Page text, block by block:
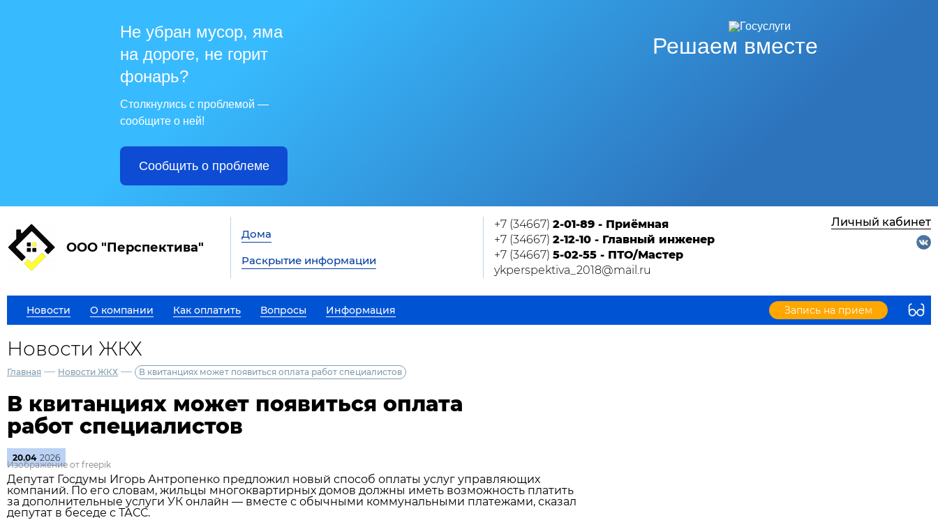
Решаем вместе
Не убран мусор, яма
на дороге, не горит
фонарь?
Столкнулись с проблемой —
сообщите о ней!
Сообщить о проблеме
ООО "Перспектива"
Дома
Раскрытие информации
+7 (34667) 2-01-89 - Приёмная
+7 (34667) 2-12-10 - Главный инженер
+7 (34667) 5-02-55 - ПТО/Мастер
ykperspektiva_2018@mail.ru
Личный кабинет
Новости О компании Как оплатить Вопросы Информация Запись на прием
Новости ЖКХ
Главная — Новости ЖКХ — В квитанциях может появиться оплата работ специалистов
В квитанциях может появиться оплата
работ специалистов
20.04 2026
Изображение от freepik
Депутат Госдумы Игорь Антропенко предложил новый способ оплаты услуг управляющих
компаний. По его словам, жильцы многоквартирных домов должны иметь возможность платить
за дополнительные услуги УК онлайн — вместе с обычными коммунальными платежами, сказал
депутат в беседе с ТАСС.